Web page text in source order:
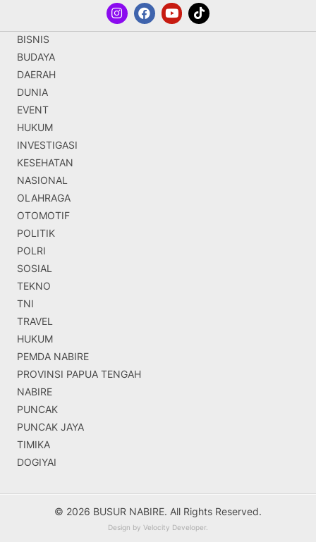
BISNIS
BUDAYA
DAERAH
DUNIA
EVENT
HUKUM
INVESTIGASI
KESEHATAN
NASIONAL
OLAHRAGA
OTOMOTIF
POLITIK
POLRI
SOSIAL
TEKNO
TNI
TRAVEL
HUKUM
PEMDA NABIRE
PROVINSI PAPUA TENGAH
NABIRE
PUNCAK
PUNCAK JAYA
TIMIKA
DOGIYAI
© 2026 BUSUR NABIRE. All Rights Reserved.
Design by Velocity Developer